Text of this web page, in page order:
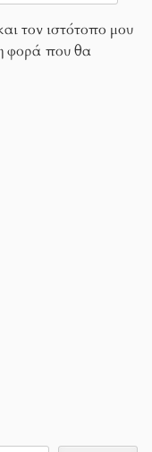
τον ιστότοπο μου
φορά που θα